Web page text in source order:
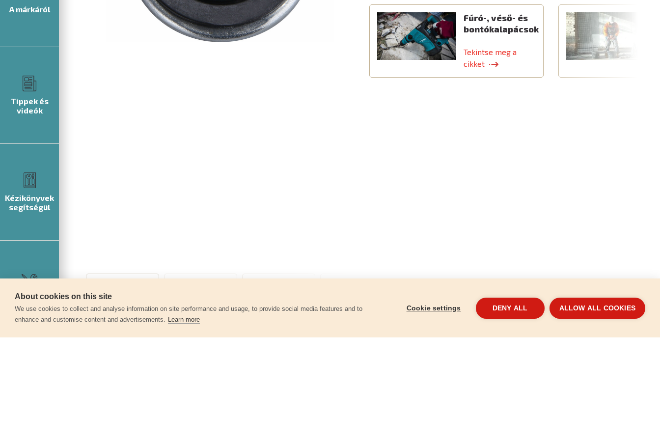
A márkáról
Tippek és
videók
Kézikönyvek
segítségül
Szerviz
Fúró-, véső- és
bontókalapácsok
Tekintse meg a
cikket
About cookies on this site
We use cookies to collect and analyse information on site performance and usage, to provide social media features and to
enhance and customise content and advertisements. Learn more
Cookie settings DENY ALL ALLOW ALL COOKIES